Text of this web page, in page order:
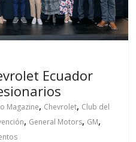
Ecuador
Magazine, Chevrolet, Club del
, General Motors, GM,